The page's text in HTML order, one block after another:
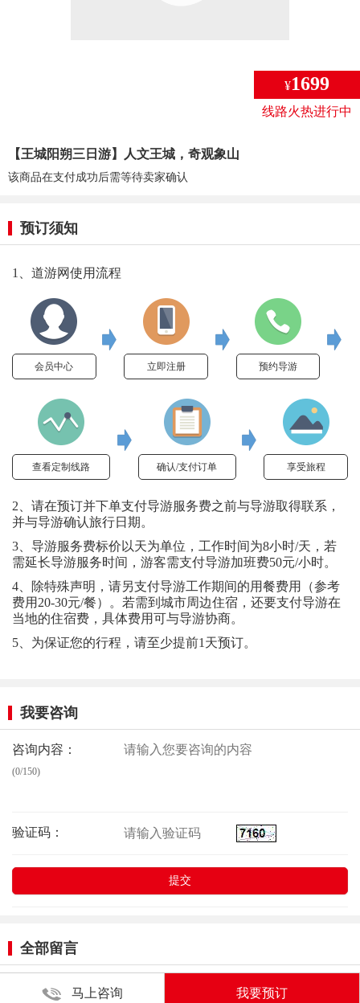
¥1699
线路火热进行中
【王城阳朔三日游】人文王城，奇观象山
该商品在支付成功后需等待卖家确认
预订须知
1、道游网使用流程
会员中心 立即注册 预约导游
查看定制线路 确认/支付订单 享受旅程
2、请在预订并下单支付导游服务费之前与导游取得联系，
并与导游确认旅行日期。
3、导游服务费标价以天为单位，工作时间为8小时/天，若
需延长导游服务时间，游客需支付导游加班费50元/小时。
4、除特殊声明，请另支付导游工作期间的用餐费用（参考
费用20-30元/餐）。若需到城市周边住宿，还要支付导游在
当地的住宿费，具体费用可与导游协商。
5、为保证您的行程，请至少提前1天预订。
我要咨询
咨询内容：
(0/150)
验证码：
全部留言
马上咨询 我要预订